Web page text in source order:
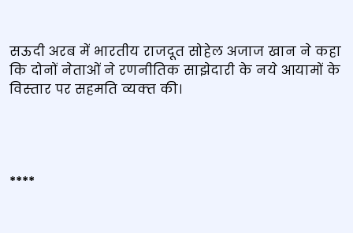
सऊदी अरब में भारतीय राजदूत सोहेल अजाज खान ने कहा
कि दोनों नेताओं ने रणनीतिक साझेदारी के नये आयामों के
विस्‍तार पर सहमति व्‍यक्‍त की।
****